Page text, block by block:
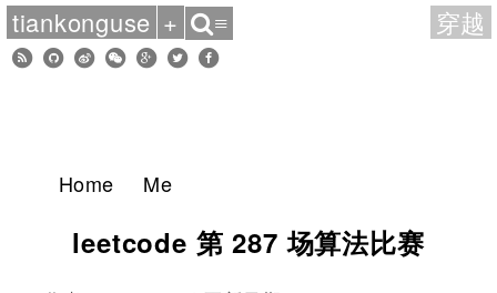
Home Me
leetcode 第 287 场算法比赛
tiankonguse + ≡ 穿越